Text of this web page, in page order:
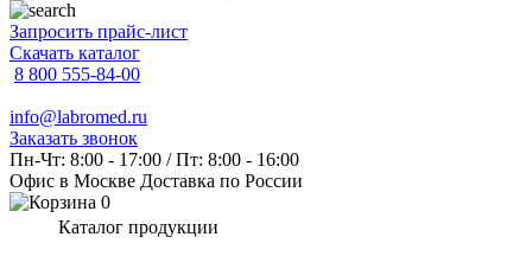
Запросить прайс-лист
Скачать каталог
8 800 555-84-00
info@labromed.ru
Заказать звонок
Пн-Чт: 8:00 - 17:00 / Пт: 8:00 - 16:00
Офис в Москве Доставка по России
0
Каталог продукции